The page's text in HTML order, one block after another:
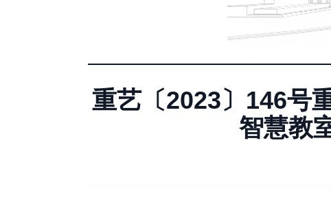
重艺〔2023〕146号
智慧教